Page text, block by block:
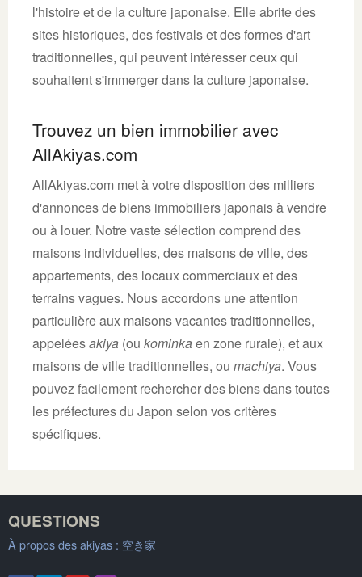
l'histoire et de la culture japonaise. Elle abrite des
sites historiques, des festivals et des formes d'art
traditionnelles, qui peuvent intéresser ceux qui
souhaitent s'immerger dans la culture japonaise.
Trouvez un bien immobilier avec
AllAkiyas.com
AllAkiyas.com met à votre disposition des milliers
d'annonces de biens immobiliers japonais à vendre
ou à louer. Notre vaste sélection comprend des
maisons individuelles, des maisons de ville, des
appartements, des locaux commerciaux et des
terrains vagues. Nous accordons une attention
particulière aux maisons vacantes traditionnelles,
appeléesakiya (ou kominkaen zone rurale), et aux
maisons de ville traditionnelles, ou machiya. Vous
pouvez facilement rechercher des biens dans toutes
les préfectures du Japon selon vos critères
spécifiques.
QUESTIONS
À propos des akiyas : 空き家